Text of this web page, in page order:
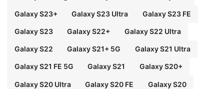
Galaxy S23+ Galaxy S23 Ultra Galaxy S23 FE
Galaxy S23 Galaxy S22+ Galaxy S22 Ultra
Galaxy S22 Galaxy S21+ 5G Galaxy S21 Ultra
Galaxy S21 FE 5G Galaxy S21 Galaxy S20+
Galaxy S20 Ultra Galaxy S20 FE Galaxy S20